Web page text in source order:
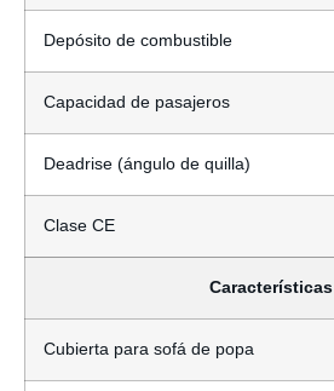
Depósito de combustible
Capacidad de pasajeros
Deadrise (ángulo de quilla)
Clase CE
Características
Cubierta para sofá de popa